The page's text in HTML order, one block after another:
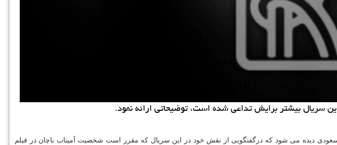
دیده می شود که درگفتگویی از نقش خود در این سریال که مقرر است شخصیت آمیتاب باچان در فیلم